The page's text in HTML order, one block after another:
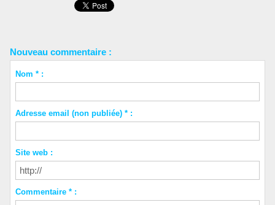
Nouveau commentaire :
Nom * :
Adresse email (non publiée) * :
Site web :
Commentaire * :